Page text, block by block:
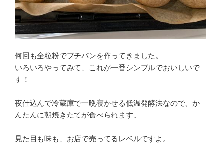
何回も全粒粉でプチパンを作ってきました。
いろいろやってみて、これが一番シンプルでおいしいで
す！
夜仕込んで冷蔵庫で一晩寝かせる低温発酵法なので、か
んたんに朝焼きたてが食べられます。
見た目も味も、お店で売ってるレベルですよ。